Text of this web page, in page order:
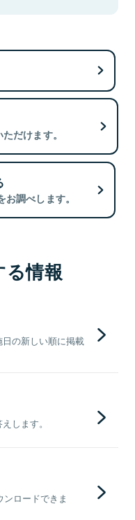
だけます。
調べします。
る情報
の新しい順に掲載
します。
ロードできま